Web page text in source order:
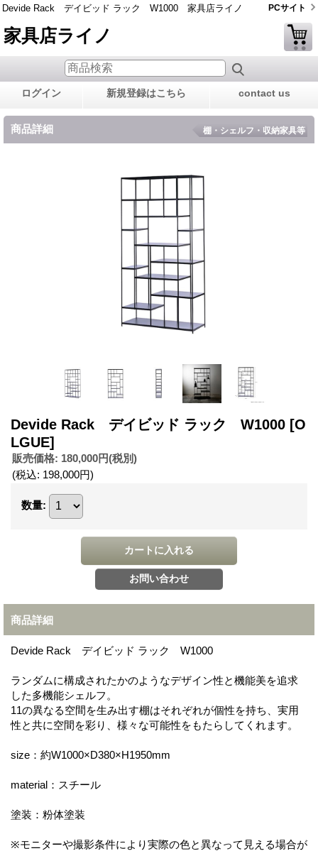
Devide Rack デイビッド ラック W1000 家具店ライノ PCサイト
家具店ライノ
ログイン 新規登録はこちら contact us
商品詳細 棚・シェルフ・収納家具等
Devide Rack デイビッド ラック W1000 [O
LGUE]
販売価格: 180,000円(税別)
(税込: 198,000円)
数量:
商品詳細
Devide Rack デイビッド ラック W1000
ランダムに構成されたかのようなデザイン性と機能美を追求
した多機能シェルフ。
11の異なる空間を生み出す棚はそれぞれが個性を持ち、実用
性と共に空間を彩り、様々な可能性をもたらしてくれます。
size：約W1000×D380×H1950mm
material：スチール
塗装：粉体塗装
※モニターや撮影条件により実際の色と異なって見える場合が